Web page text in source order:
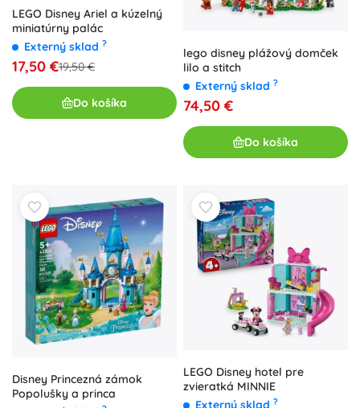
LEGO Disney Ariel a kúzelný
miniatúrny palác
Externý sklad ?
17,50 €19,50 €
Do košíka
lego disney plážový domček
lilo a stitch
Externý sklad ?
74,50 €
Do košíka
Disney Princezná zámok
Popolušky a princa
LEGO Disney hotel pre
zvieratká MINNIE
Externý sklad ?